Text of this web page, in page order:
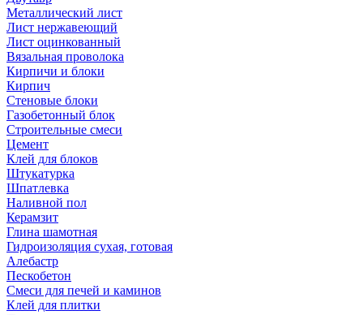
Металлический лист
Лист нержавеющий
Лист оцинкованный
Вязальная проволока
Кирпичи и блоки
Кирпич
Стеновые блоки
Газобетонный блок
Строительные смеси
Цемент
Клей для блоков
Штукатурка
Шпатлевка
Наливной пол
Керамзит
Глина шамотная
Гидроизоляция сухая, готовая
Алебастр
Пескобетон
Смеси для печей и каминов
Клей для плитки